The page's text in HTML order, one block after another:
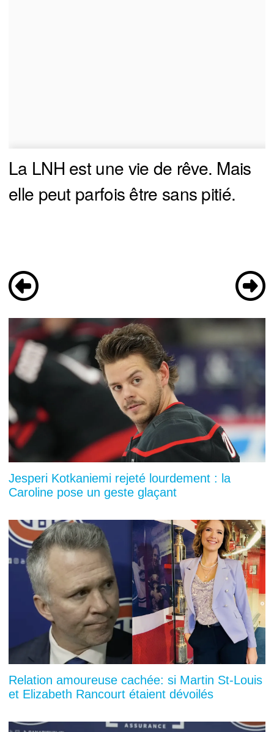
La LNH est une vie de rêve. Mais
elle peut parfois être sans pitié.
Jesperi Kotkaniemi rejeté lourdement : la
Caroline pose un geste glaçant
Relation amoureuse cachée: si Martin St-Louis
et Elizabeth Rancourt étaient dévoilés